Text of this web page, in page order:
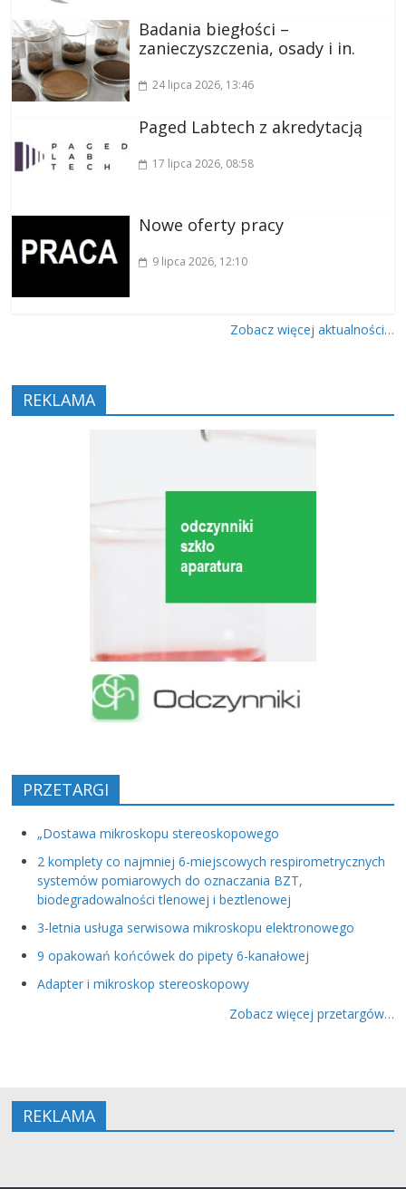
Badania biegłości –
zanieczyszczenia, osady i in.
24 lipca 2026, 13:46
Paged Labtech z akredytacją
17 lipca 2026, 08:58
Nowe oferty pracy
9 lipca 2026, 12:10
Zobacz więcej aktualności…
REKLAMA
PRZETARGI
„Dostawa mikroskopu stereoskopowego
2 komplety co najmniej 6-miejscowych respirometrycznych
systemów pomiarowych do oznaczania BZT,
biodegradowalności tlenowej i beztlenowej
3-letnia usługa serwisowa mikroskopu elektronowego
9 opakowań końcówek do pipety 6-kanałowej
Adapter i mikroskop stereoskopowy
Zobacz więcej przetargów…
REKLAMA